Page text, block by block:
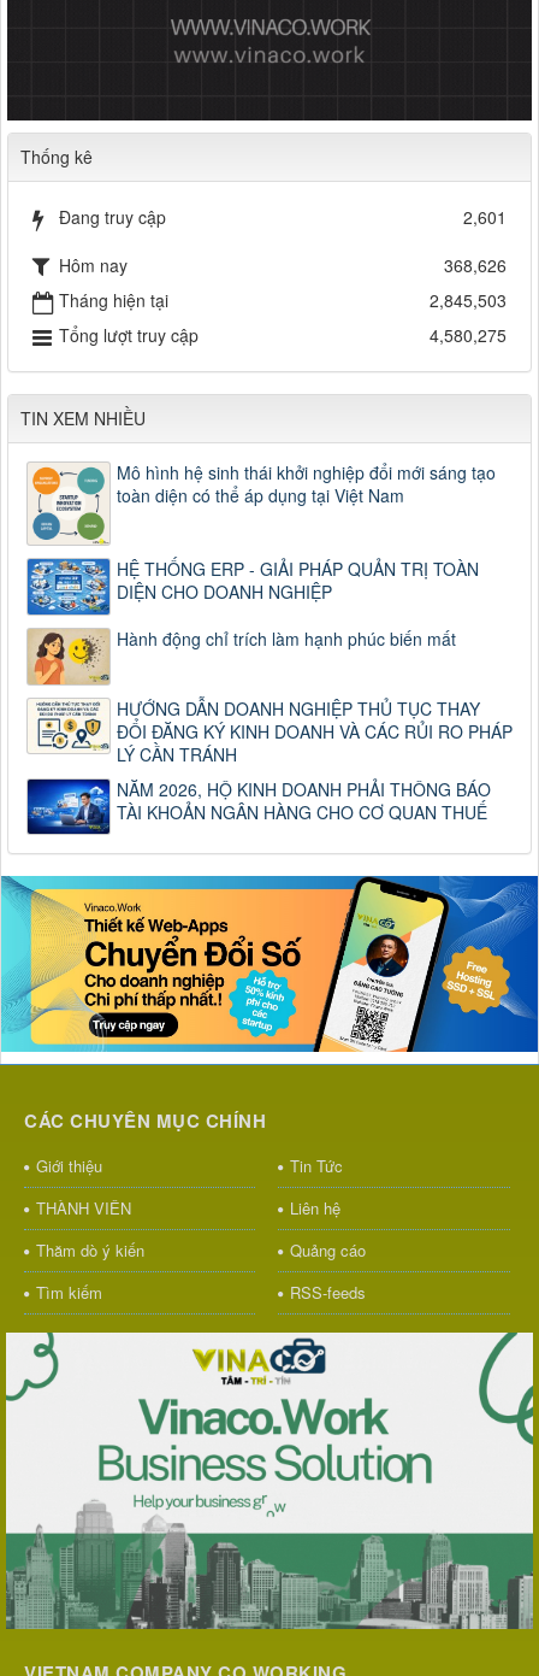
Thống kê
Đang truy cập
2,601
Hôm nay
368,626
Tháng hiện tại
2,845,503
Tổng lượt truy cập
4,580,275
TIN XEM NHIỀU
Mô hình hệ sinh thái khởi nghiệp đổi mới sáng tạo
toàn diện có thể áp dụng tại Việt Nam
HỆ THỐNG ERP - GIẢI PHÁP QUẢN TRỊ TOÀN
DIỆN CHO DOANH NGHIỆP
Hành động chỉ trích làm hạnh phúc biến mất
HƯỚNG DẪN DOANH NGHIỆP THỦ TỤC THAY
ĐỔI ĐĂNG KÝ KINH DOANH VÀ CÁC RỦI RO PHÁP
LÝ CẦN TRÁNH
NĂM 2026, HỘ KINH DOANH PHẢI THÔNG BÁO
TÀI KHOẢN NGÂN HÀNG CHO CƠ QUAN THUẾ
CÁC CHUYÊN MỤC CHÍNH
Giới thiệu
Tin Tức
THÀNH VIÊN
Liên hệ
Thăm dò ý kiến
Quảng cáo
Tìm kiếm
RSS-feeds